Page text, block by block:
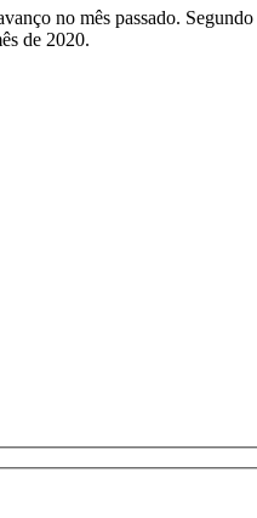
no mês passado.
de 2020.